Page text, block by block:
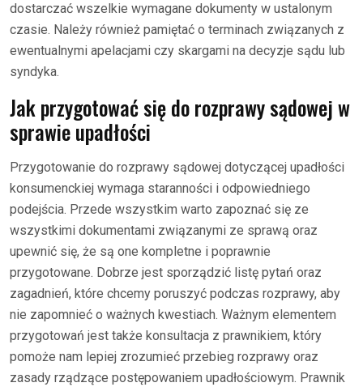
dostarczać wszelkie wymagane dokumenty w ustalonym
czasie. Należy również pamiętać o terminach związanych z
ewentualnymi apelacjami czy skargami na decyzje sądu lub
syndyka.
Jak przygotować się do rozprawy sądowej w
sprawie upadłości
Przygotowanie do rozprawy sądowej dotyczącej upadłości
konsumenckiej wymaga staranności i odpowiedniego
podejścia. Przede wszystkim warto zapoznać się ze
wszystkimi dokumentami związanymi ze sprawą oraz
upewnić się, że są one kompletne i poprawnie
przygotowane. Dobrze jest sporządzić listę pytań oraz
zagadnień, które chcemy poruszyć podczas rozprawy, aby
nie zapomnieć o ważnych kwestiach. Ważnym elementem
przygotowań jest także konsultacja z prawnikiem, który
pomoże nam lepiej zrozumieć przebieg rozprawy oraz
zasady rządzące postępowaniem upadłościowym. Prawnik